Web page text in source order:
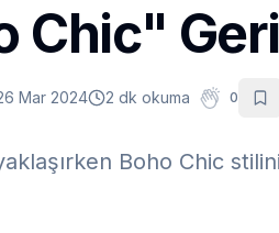
Chic"
Mar 2024 2 dk okuma 0
Boho Chic